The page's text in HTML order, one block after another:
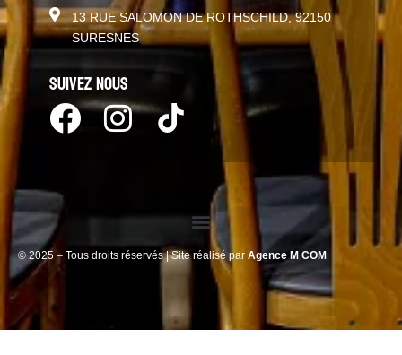
13 RUE SALOMON DE ROTHSCHILD, 92150
SURESNES
SUIVEZ NOUS
F
b
k
I
t
a
a
I
i
c
o
n
s
© 2025 – Tous droits réservés | Site réalisé par Agence M COM